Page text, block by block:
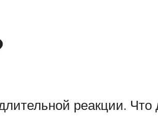
реакции. Что